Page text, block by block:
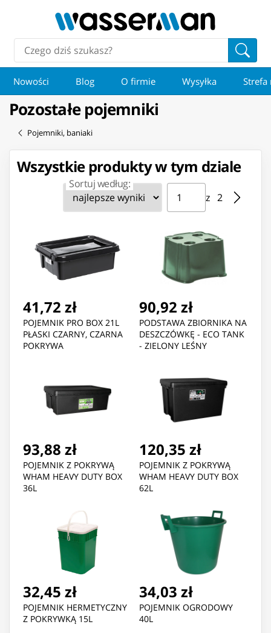
Nowości Blog O firmie Wysyłka Strefa
Pozostałe pojemniki
Pojemniki, baniaki
Wszystkie produkty w tym dziale
Sortuj według: Strona ⁨1⁩ z ⁨2⁩
z ⁨2⁩
Przejdź do strony
41,72 zł
POJEMNIK PRO BOX 21L
PŁASKI CZARNY, CZARNA
POKRYWA
90,92 zł
PODSTAWA ZBIORNIKA NA
DESZCZÓWKĘ - ECO TANK
- ZIELONY LEŚNY
93,88 zł
POJEMNIK Z POKRYWĄ
WHAM HEAVY DUTY BOX
36L
120,35 zł
POJEMNIK Z POKRYWĄ
WHAM HEAVY DUTY BOX
62L
32,45 zł
POJEMNIK HERMETYCZNY
Z POKRYWKĄ 15L
34,03 zł
POJEMNIK OGRODOWY
40L